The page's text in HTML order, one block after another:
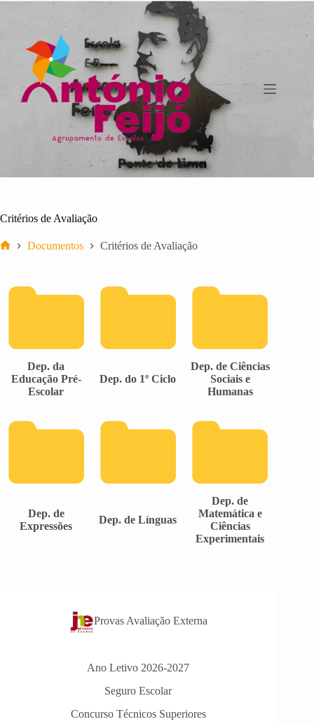
Pular
para
conteúdo
Critérios de Avaliação
Documentos Critérios de Avaliação
Dep. da
Educação Pré-
Escolar
Dep. do 1º Ciclo
Dep. de Ciências
Sociais e
Humanas
Dep. de
Expressões
Dep. de Línguas
Dep. de
Matemática e
Ciências
Experimentais
Provas Avaliação Externa
Ano Letivo 2026-2027
Seguro Escolar
Concurso Técnicos Superiores